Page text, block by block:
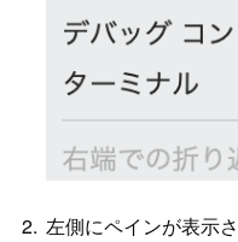
左側にペインが表示